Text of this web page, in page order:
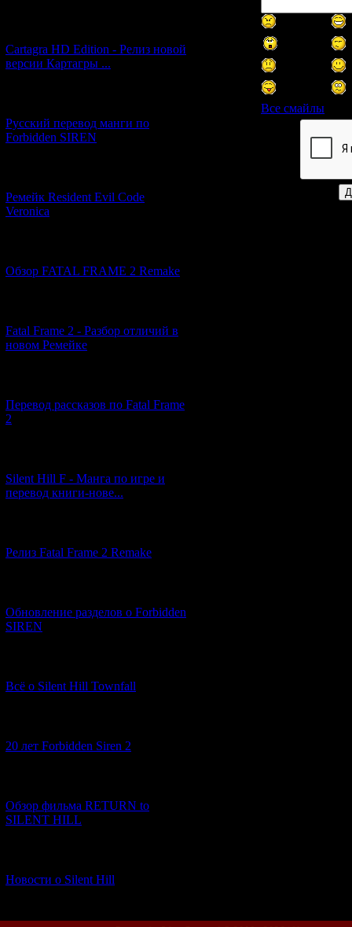
Cartagra HD Edition - Релиз новой
версии Картагры ...
Русский перевод манги по
Forbidden SIREN
Ремейк Resident Evil Code
Veronica
Обзор FATAL FRAME 2 Remake
Fatal Frame 2 - Разбор отличий в
новом Ремейке
Перевод рассказов по Fatal Frame
2
Silent Hill F - Манга по игре и
перевод книги-нове...
Релиз Fatal Frame 2 Remake
Обновление разделов о Forbidden
SIREN
Всё о Silent Hill Townfall
20 лет Forbidden Siren 2
Обзор фильма RETURN to
SILENT HILL
Новости о Silent Hill
Все смайлы